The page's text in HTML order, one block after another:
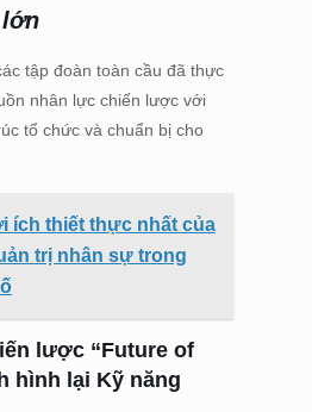
tập đoàn toàn cầu đã thực
nhân lực chiến lược với
tổ chức và chuẩn bị cho
ích thiết thực nhất của
trị nhân sự trong
lược “Future of
hình lại Kỹ năng